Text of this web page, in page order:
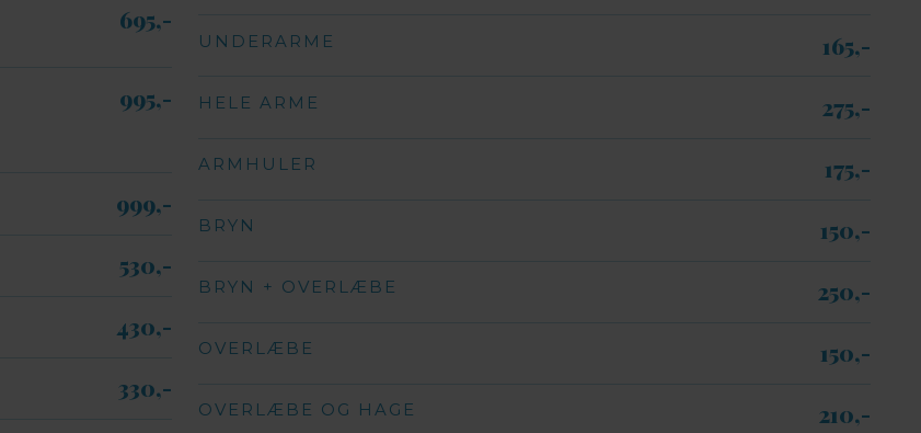
695,-​
995,-​
999,-​
530,-​
430,-​
330,-​
UNDERARME 165,-​
HELE ARME 275,-​
ARMHULER 175,-​
BRYN 150,-​
BRYN + OVERLÆBE 250,-
OVERLÆBE 150,-​
OVERLÆBE OG HAGE 210,-